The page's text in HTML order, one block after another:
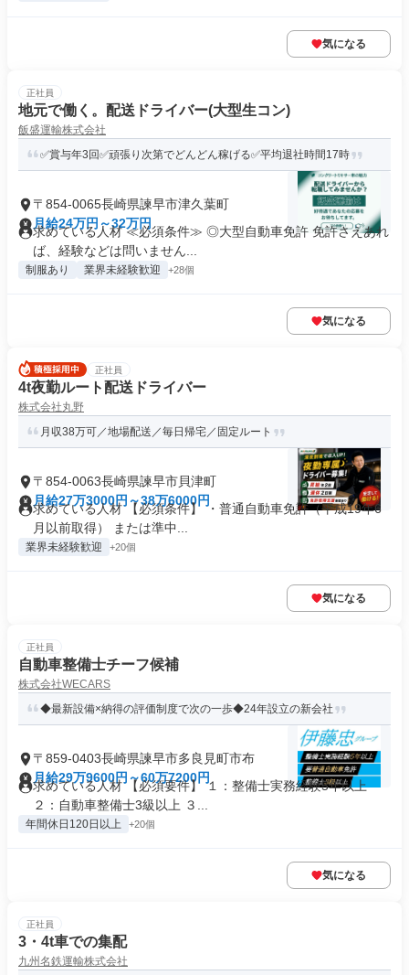
気になる
正社員
地元で働く。配送ドライバー(大型生コン)
飯盛運輸株式会社
✅賞与年3回✅頑張り次第でどんどん稼げる✅平均退社時間17時
〒854-0065長崎県諫早市津久葉町
月給24万円～32万円
求めている人材 ≪必須条件≫ ◎大型自動車免許 免許さえあれ
ば、経験などは問いません...
制服あり 業界未経験歓迎 +28個
気になる
正社員
4t夜勤ルート配送ドライバー
株式会社丸野
月収38万可／地場配送／毎日帰宅／固定ルート
〒854-0063長崎県諫早市貝津町
月給27万3000円～38万6000円
求めている人材 【必須条件】 ・普通自動車免許（平成19年6
月以前取得） または準中...
業界未経験歓迎 +20個
気になる
正社員
自動車整備士チーフ候補
株式会社WECARS
◆最新設備×納得の評価制度で次の一歩◆24年設立の新会社
〒859-0403長崎県諫早市多良見町市布
月給29万9600円～60万7200円
求めている人材 【必須要件】 １：整備士実務経験5年以上
２：自動車整備士3級以上 ３...
年間休日120日以上 +20個
気になる
正社員
3・4t車での集配
九州名鉄運輸株式会社